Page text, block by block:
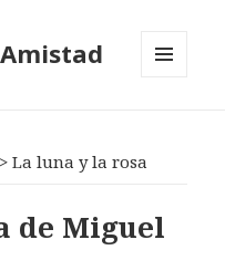
>La luna y la rosa
de Miguel